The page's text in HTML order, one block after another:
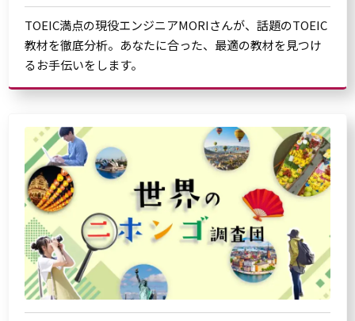
TOEIC満点の現役エンジニアMORIさんが、話題のTOEIC
教材を徹底分析。あなたに合った、最適の教材を見つけ
るお手伝いをします。